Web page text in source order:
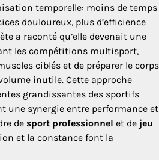
temporelle: moins de temps
douloureux, plus d’efficience
a raconté qu’elle devenait une
les compétitions multisport,
ciblés et de préparer le corps
inutile. Cette approche
grandissantes des sportifs
une synergie entre performance et
de sport professionnel et de jeu
et la constance font la